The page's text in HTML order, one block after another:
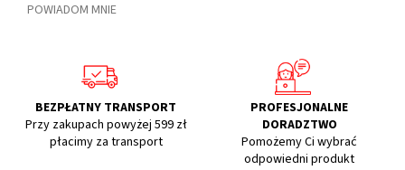
POWIADOM MNIE
BEZPŁATNY TRANSPORT
Przy zakupach powyżej 599 zł
płacimy za transport
PROFESJONALNE
DORADZTWO
Pomożemy Ci wybrać
odpowiedni produkt